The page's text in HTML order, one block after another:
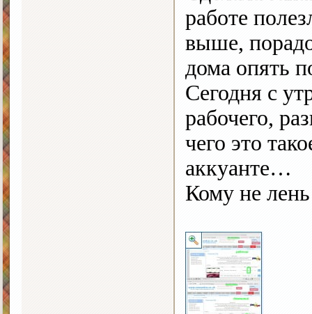
работе
выше,
дома опять
Сегодня с
рабочего,
чего это
аккуанте…
Кому не